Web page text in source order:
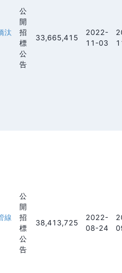
汰
公
開
招
標
公
告
33,665,415
2022-
11-03
線
公
開
招
標
公
告
38,413,725
2022-
08-24